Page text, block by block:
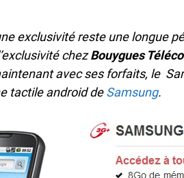
exclusivité reste une longue
chezBouygues
avec ses forfaits, le
tactile android deSamsung.